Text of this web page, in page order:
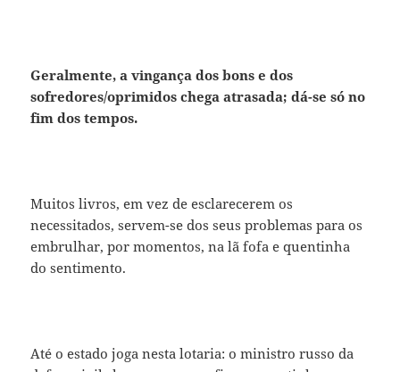
Geralmente, a vingança dos bons e dos
sofredores/oprimidos chega atrasada; dá-se só no
fim dos tempos.
Muitos livros, em vez de esclarecerem os
necessitados, servem-se dos seus problemas para os
embrulhar, por momentos, na lã fofa e quentinha
do sentimento.
Até o estado joga nesta lotaria: o ministro russo da